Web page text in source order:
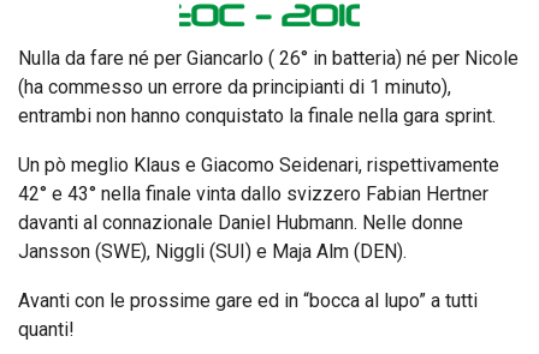
Nulla da fare né per Giancarlo ( 26° in batteria) né per Nicole
(ha commesso un errore da principianti di 1 minuto),
entrambi non hanno conquistato la finale nella gara sprint.
Un pò meglio Klaus e Giacomo Seidenari, rispettivamente
42° e 43° nella finale vinta dallo svizzero Fabian Hertner
davanti al connazionale Daniel Hubmann. Nelle donne
Jansson (SWE), Niggli (SUI) e Maja Alm (DEN).
Avanti con le prossime gare ed in “bocca al lupo” a tutti
quanti!